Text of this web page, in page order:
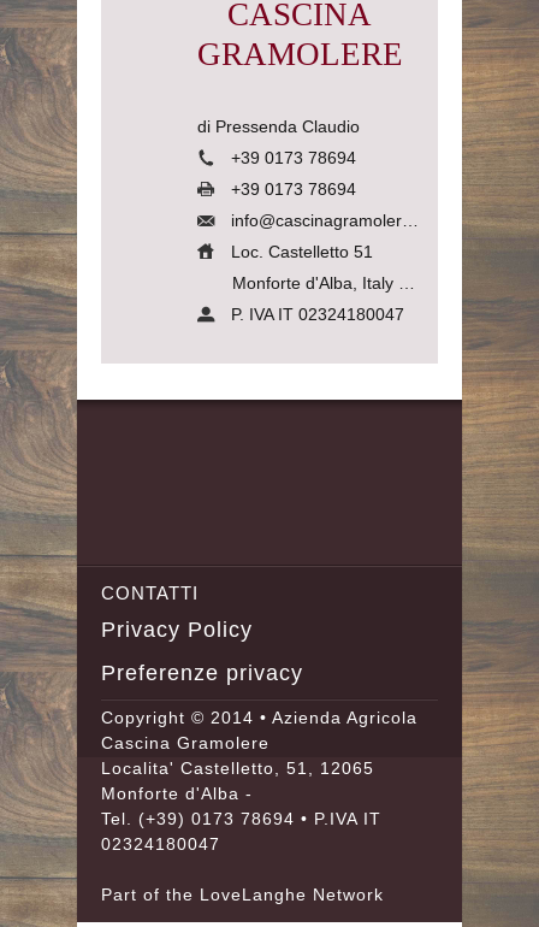
CASCINA
GRAMOLERE
di Pressenda Claudio
+39 0173 78694
+39 0173 78694
info@cascinagramolere.com
Loc. Castelletto 51
Monforte d'Alba, Italy
12065
P. IVA IT 02324180047
CONTATTI
Privacy Policy
Preferenze privacy
Copyright © 2014 • Azienda Agricola
Cascina Gramolere
Localita' Castelletto, 51, 12065
Monforte d'Alba -
Tel. (+39) 0173 78694 • P.IVA IT
02324180047
Part of the LoveLanghe Network